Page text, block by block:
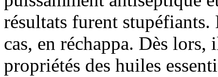
résultats furent
cas, en réchappa. Dès lors,
propriétés des huiles